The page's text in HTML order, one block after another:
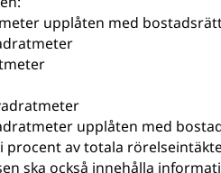
upplåten med
upplåten med
procent av totala
ska också innehålla